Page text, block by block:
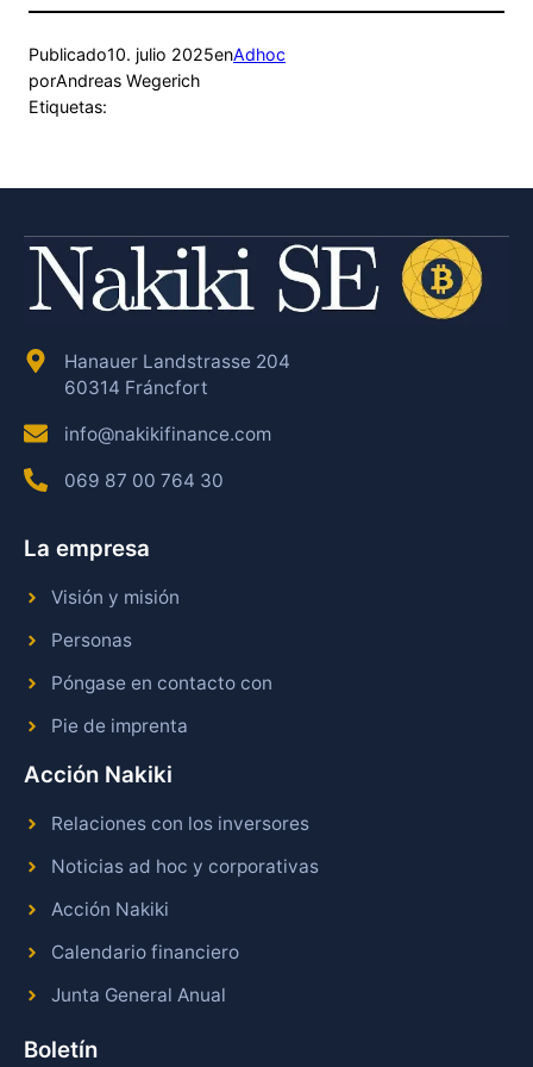
Publicado10. julio 2025enAdhoc
porAndreas Wegerich
Etiquetas:
Hanauer Landstrasse 204
60314 Fráncfort
info@nakikifinance.com
069 87 00 764 30
La empresa
Visión y misión
Personas
Póngase en contacto con
Pie de imprenta
Acción Nakiki
Relaciones con los inversores
Noticias ad hoc y corporativas
Acción Nakiki
Calendario financiero
Junta General Anual
Boletín